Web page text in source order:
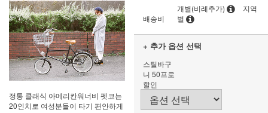
정통 클래식 아메리칸워너비 펫코는
20인치로 여성분들이 타기 편안하게
배송비
개별(비례추가)
지역
별
+ 추가 옵션 선택
스틸바구
니 50프로
할인